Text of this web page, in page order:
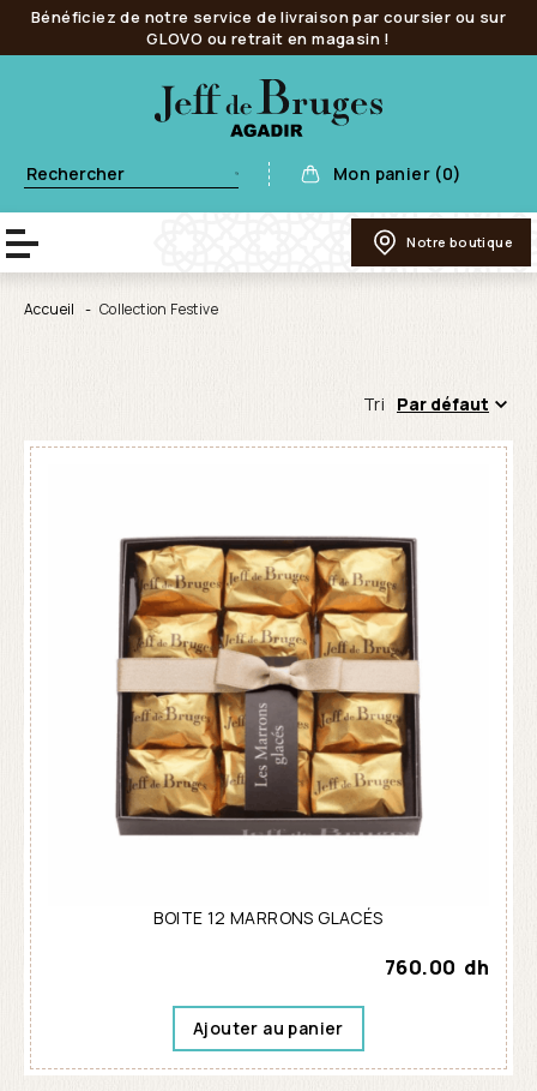
Bénéficiez de notre service de livraison par coursier ou sur
GLOVO ou retrait en magasin !
Mon panier (0)
Notre boutique
Accueil Collection Festive
Tri Par défaut
BOITE 12 MARRONS GLACÉS
760.00 dh
Ajouter au panier